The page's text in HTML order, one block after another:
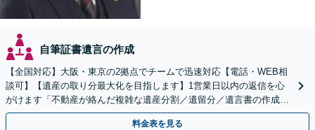
自筆証書遺言の作成
【全国対応】大阪・東京の2拠点でチームで迅速対応【電話・WEB相
談可】【遺産の取り分最大化を目指します】1営業日以内の返信を心
がけます「不動産が絡んだ複雑な遺産分割／遺留分／遺言書の作成・
執行／事業承継など、お任せください」【休日相談あり】
料金表を見る